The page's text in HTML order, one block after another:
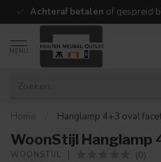
Achteraf betalen of gespreid
MENU
Home Hanglamp 4+3 oval
WoonStijl Hanglamp
WOONSTIJL (0)